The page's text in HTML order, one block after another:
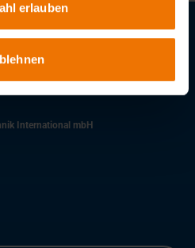
erlauben
International mbH